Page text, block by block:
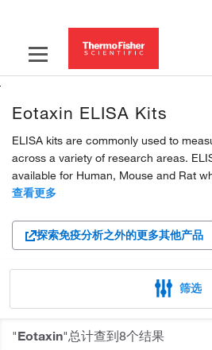
Eotaxin ELISA Kits
ELISA kits are commonly used to
across a variety of research areas.
available for Human, Mouse and Rat
various samples, including plasma,
Invitrogen ELISA kits exist in two
查看更多
探索免疫分析之外的更多其他产品
筛选
"Eotaxin"总计查到8个结果